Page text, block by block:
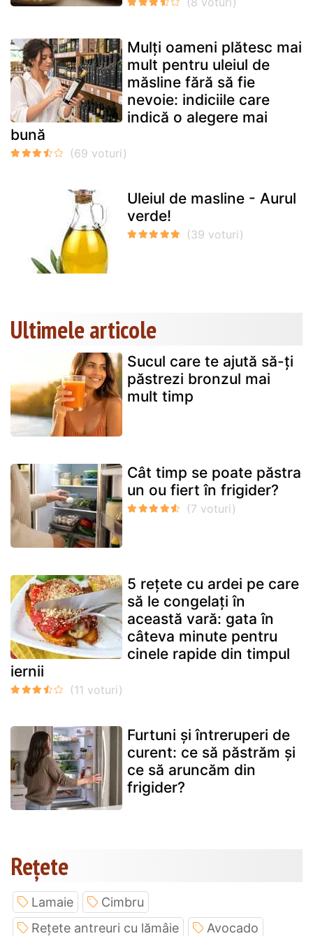
Mulți oameni plătesc mai
mult pentru uleiul de
măsline fără să fie
nevoie: indiciile care
indică o alegere mai
bună
Uleiul de masline - Aurul
verde!
Ultimele articole
Sucul care te ajută să-ți
păstrezi bronzul mai
mult timp
Cât timp se poate păstra
un ou fiert în frigider?
5 rețete cu ardei pe care
să le congelați în
această vară: gata în
câteva minute pentru
cinele rapide din timpul
iernii
Furtuni și întreruperi de
curent: ce să păstrăm și
ce să aruncăm din
frigider?
Rețete
Lamaie
Cimbru
Rețete antreuri cu lămâie
Avocado